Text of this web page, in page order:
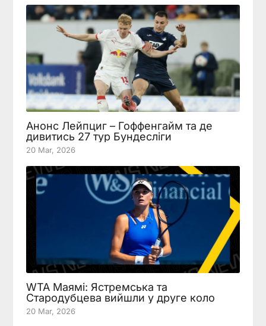
Анонс Лейпциг – Гоффенгайм та де
дивитись 27 тур Бундесліги
20 Mar, 2026
WTA Маямі: Ястремська та
Стародубцева вийшли у друге коло
20 Mar, 2026